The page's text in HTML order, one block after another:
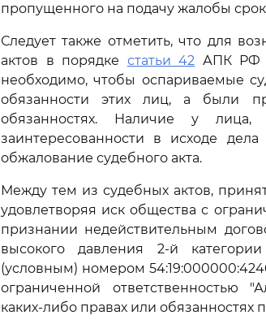
пропущенного на подачу жалобы
Следует также отметить, что для
актов в порядке статьи 42 АПК РФ
необходимо, чтобы оспариваемые
обязанности этих лиц, а были
обязанностях. Наличие у
заинтересованности в исходе
обжалование судебного акта.
Между тем из судебных актов,
удовлетворяя иск общества с
признании недействительным
высокого давления 2-й
(условным) номером
ограниченной ответственностью
каких-либо правах или обязанностях